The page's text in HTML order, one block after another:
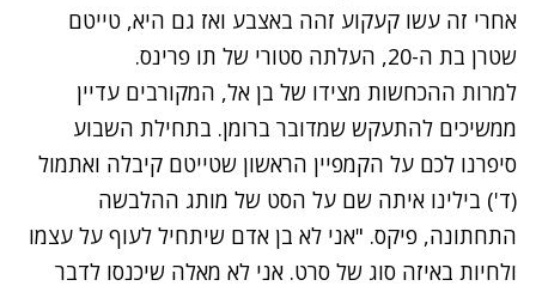
אחרי זה עשו קעקוע זהה באצבע ואז גם היא, טייטם
שטרן בת ה-20, העלתה סטורי של תו פרינס.
למרות ההכחשות מצידו של בן אל, המקורבים עדיין
ממשיכים להתעקש שמדובר ברומן. בתחילת השבוע
סיפרנו לכם על הקמפיין הראשון שטייטם קיבלה ואתמול
(ד') בילינו איתה שם על הסט של מותג ההלבשה
התחתונה, פיקס. "אני לא בן אדם שיתחיל לעוף על עצמו
ולחיות באיזה סוג של סרט. אני לא מאלה שיכנסו לדבר